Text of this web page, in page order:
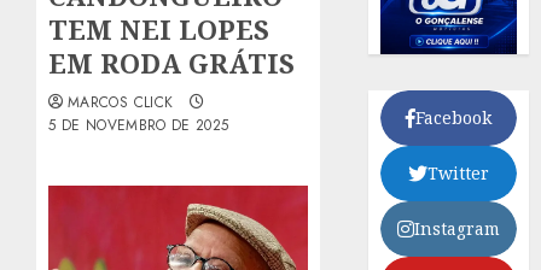
TEM NEI LOPES
EM RODA GRÁTIS
MARCOS CLICK
5 DE NOVEMBRO DE 2025
Facebook
Twitter
Instagram